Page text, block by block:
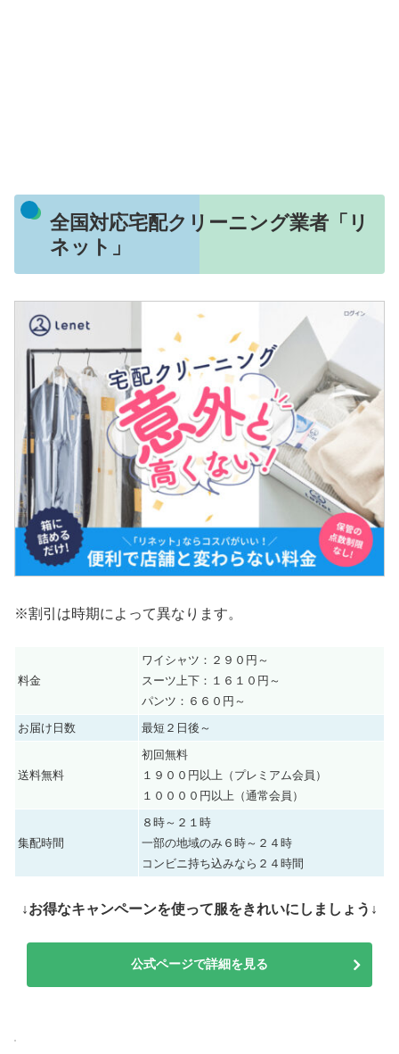
全国対応宅配クリーニング業者「リ
ネット」
※割引は時期によって異なります。
料金
ワイシャツ：２９０円～
スーツ上下：１６１０円～
パンツ：６６０円～
お届け日数
最短２日後～
送料無料
初回無料
１９００円以上（プレミアム会員）
１００００円以上（通常会員）
集配時間
８時～２１時
一部の地域のみ６時～２４時
コンビニ持ち込みなら２４時間
↓お得なキャンペーンを使って服をきれいにしましょう↓
公式ページで詳細を見る